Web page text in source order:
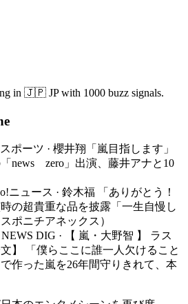
in 🇯🇵 JP with 1000 buzz signals.
ポーツ · 櫻井翔「嵐目指します」
news zero」出演、藤井アナと10
ニュース · 鈴木福 「ありがとう！
の超貴重な品を披露「一生自慢し
ポニチアネックス）
DIG ·
【 嵐・大野智 】 ラス
】 「僕らここに誰一人欠けること
作った嵐を26年間守りきれて、本